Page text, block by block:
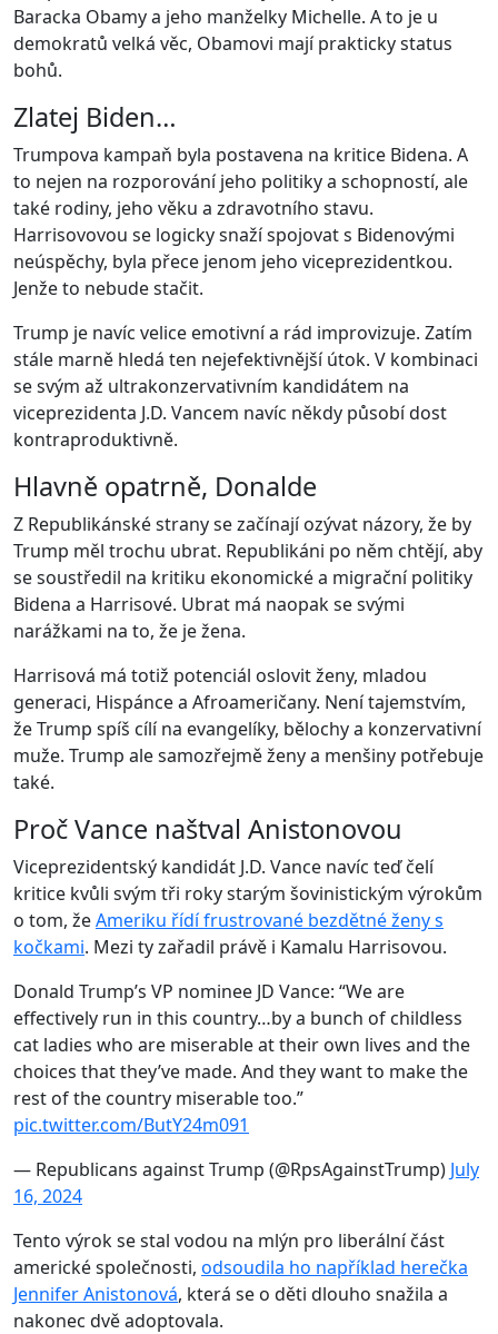
Baracka Obamy a jeho manželky Michelle. A to je u
demokratů velká věc, Obamovi mají prakticky status
bohů.
Zlatej Biden…
Trumpova kampaň byla postavena na kritice Bidena. A
to nejen na rozporování jeho politiky a schopností, ale
také rodiny, jeho věku a zdravotního stavu.
Harrisovovou se logicky snaží spojovat s Bidenovými
neúspěchy, byla přece jenom jeho viceprezidentkou.
Jenže to nebude stačit.
Trump je navíc velice emotivní a rád improvizuje. Zatím
stále marně hledá ten nejefektivnější útok. V kombinaci
se svým až ultrakonzervativním kandidátem na
viceprezidenta J.D. Vancem navíc někdy působí dost
kontraproduktivně.
Hlavně opatrně, Donalde
Z Republikánské strany se začínají ozývat názory, že by
Trump měl trochu ubrat. Republikáni po něm chtějí, aby
se soustředil na kritiku ekonomické a migrační politiky
Bidena a Harrisové. Ubrat má naopak se svými
narážkami na to, že je žena.
Harrisová má totiž potenciál oslovit ženy, mladou
generaci, Hispánce a Afroameričany. Není tajemstvím,
že Trump spíš cílí na evangelíky, bělochy a konzervativní
muže. Trump ale samozřejmě ženy a menšiny potřebuje
také.
Proč Vance naštval Anistonovou
Viceprezidentský kandidát J.D. Vance navíc teď čelí
kritice kvůli svým tři roky starým šovinistickým výrokům
o tom, žeAmeriku řídí frustrované bezdětné ženy s
kočkami. Mezi ty zařadil právě i Kamalu Harrisovou.
Donald Trump’s VP nominee JD Vance: “We are
effectively run in this country…by a bunch of childless
cat ladies who are miserable at their own lives and the
choices that they’ve made. And they want to make the
rest of the country miserable too.”
pic.twitter.com/ButY24m091
— Republicans against Trump (@RpsAgainstTrump) July
16, 2024
Tento výrok se stal vodou na mlýn pro liberální část
americké společnosti, odsoudila ho například herečka
Jennifer Anistonová, která se o děti dlouho snažila a
nakonec dvě adoptovala.